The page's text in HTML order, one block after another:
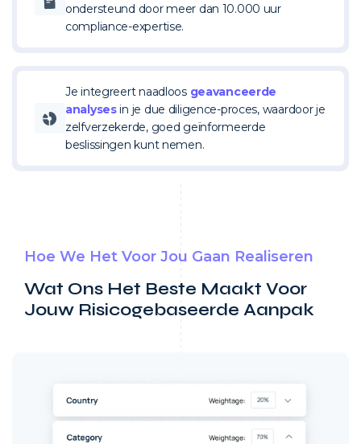
ondersteund door meer dan 10.000 uur
compliance-expertise.
Je integreert naadloos geavanceerde
analysesin je due diligence-proces, waardoor je
zelfverzekerde, goed geïnformeerde
beslissingen kunt nemen.
Hoe We Het Voor Jou Gaan Realiseren
Wat Ons Het Beste Maakt Voor
Jouw Risicogebaseerde Aanpak